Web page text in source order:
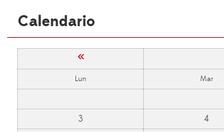
Calendario
«
Lun Mar
3
4